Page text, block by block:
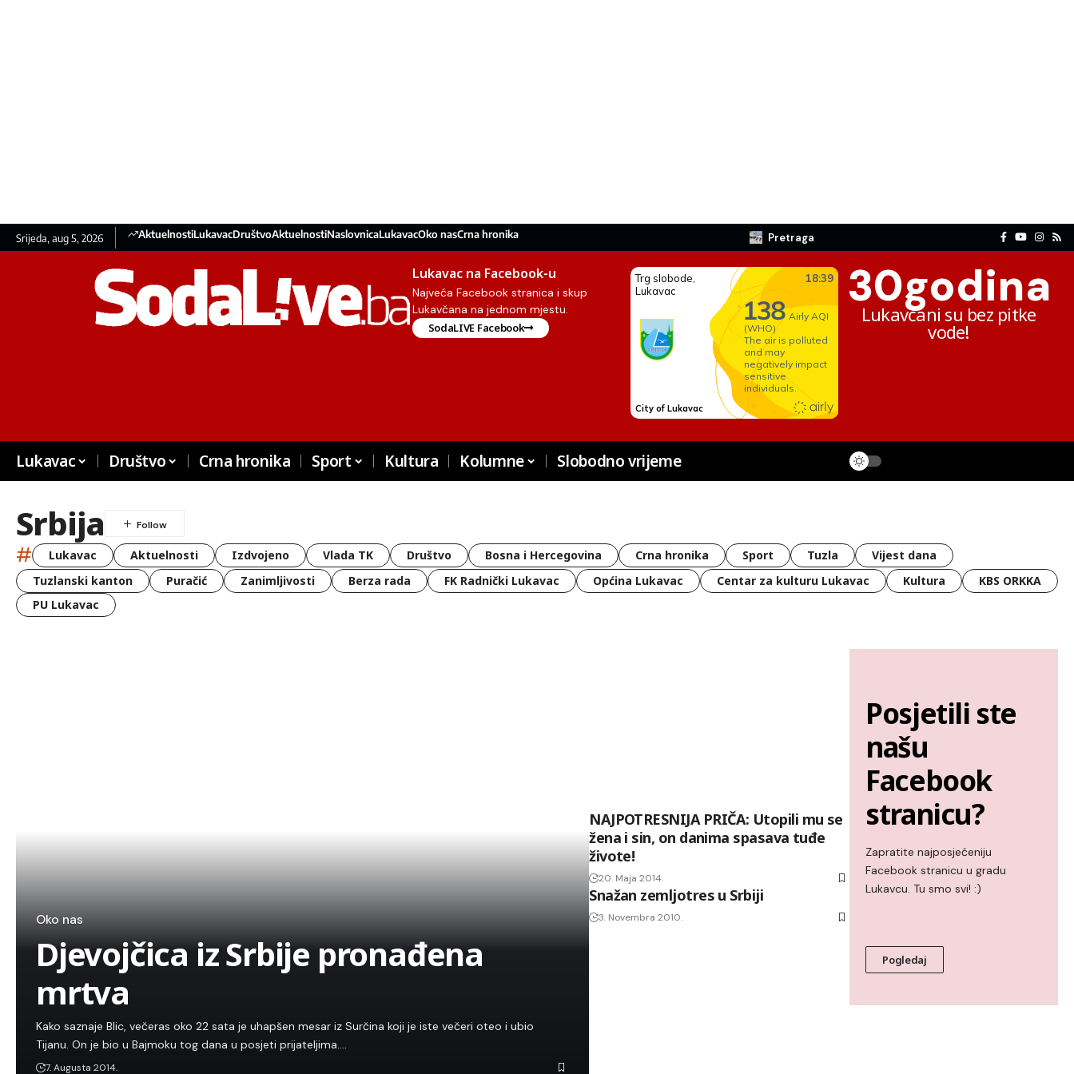
Srijeda, aug 5, 2026 AktuelnostiLukavacDruštvoAktuelnostiNaslovnicaLukavacOko nasCrna hronika Pretraga
Lukavac na Facebook-u
Najveća Facebook stranica i skup
Lukavčana na jednom mjestu.
SodaLIVE Facebook
30godina
Lukavčani su bez pitke
vode!
Lukavac Društvo Crna hronika Sport Kultura Kolumne Slobodno vrijeme
Srbija
# Lukavac Aktuelnosti Izdvojeno Vlada TK Društvo Bosna i Hercegovina Crna hronika Sport Tuzla
Vijest dana
Tuzlanski kanton
Puračić Zanimljivosti Berza rada FK Radnički Lukavac Općina Lukavac Centar za kulturu Lukavac Kultura
KBS ORKKA
PU Lukavac
Oko nas
Djevojčica iz Srbije pronađena
mrtva
Kako saznaje Blic, večeras oko 22 sata je uhapšen mesar iz Surčina koji je iste večeri oteo i ubio
Tijanu. On je bio u Bajmoku tog dana u posjeti prijateljima.…
7. Augusta 2014.
NAJPOTRESNIJA PRIČA: Utopili mu se
žena i sin, on danima spasava tuđe
živote!
20. Maja 2014.
Snažan zemljotres u Srbiji
3. Novembra 2010.
Posjetili ste
našu
Facebook
stranicu?
Zapratite najposjećeniju
Facebook stranicu u gradu
Lukavcu. Tu smo svi! :)
Pogledaj